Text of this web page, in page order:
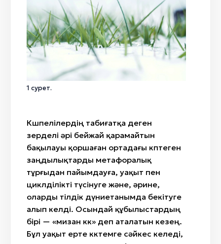
Мизан көк
Бесқонақ
Бөрісырғақ
Наурыз
Амал
Қымыз мұрындық
Селеу
Жусан
Қызғалдақ
1 сурет.
Көшпелілердің табиғатқа деген
зерделі әрі бейжай қарамайтын
бақылауы қоршаған ортадағы көптеген
заңдылықтарды метафоралық
тұрғыдан пайымдауға, уақыт пен
циклділікті түсінуге және, әрине,
оларды тілдік дүниетанымда бекітуге
алып келді. Осындай құбылыстардың
бірі — «мизан көк» деп аталатын кезең.
Бұл уақыт ерте көктемге сәйкес келеді,